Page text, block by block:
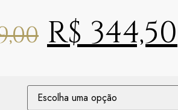
R$344,50